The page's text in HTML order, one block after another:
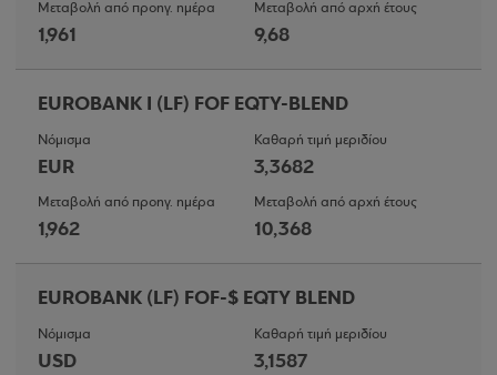
Μεταβολή από προηγ. ημέρα
1,961
Μεταβολή από αρχή έτους
9,68
EUROBANK I (LF) FOF EQTY-BLEND
Νόμισμα
EUR
Καθαρή τιμή μεριδίου
3,3682
Μεταβολή από προηγ. ημέρα
1,962
Μεταβολή από αρχή έτους
10,368
EUROBANK (LF) FOF-$ EQTY BLEND
Νόμισμα
USD
Καθαρή τιμή μεριδίου
3,1587